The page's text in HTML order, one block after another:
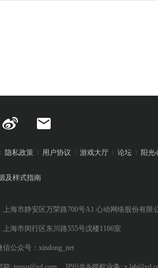
隐私政策 用户协议 游戏大厅 论坛 阳光
及样式指南
上海市静安区万荣路700号A1 心动网络股份有限
上海市闵行区东川路555号戊楼1166室
公众号：xindong_net